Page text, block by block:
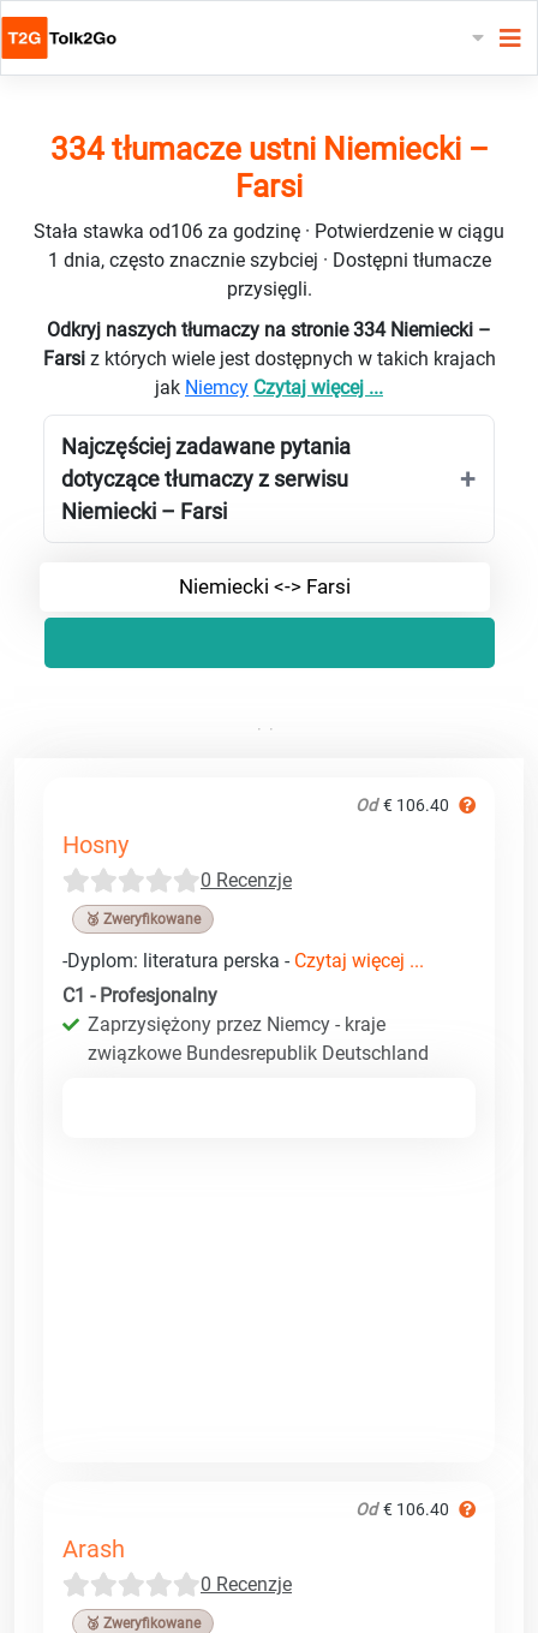
334 tłumacze ustni Niemiecki –
Farsi
Stała stawka od106 za godzinę · Potwierdzenie w ciągu
1 dnia, często znacznie szybciej · Dostępni tłumacze
przysięgli.
Odkryj naszych tłumaczy na stronie 334 Niemiecki –
Farsi z których wiele jest dostępnych w takich krajach
jak Niemcy Czytaj więcej ...
Najczęściej zadawane pytania
dotyczące tłumaczy z serwisu
Niemiecki – Farsi
Niemiecki <-> Farsi
Od € 106.40
Hosny
0 Recenzje
🥉 Zweryfikowane
-Dyplom: literatura perska - Czytaj więcej ...
C1 - Profesjonalny
Zaprzysiężony przez Niemcy - kraje
związkowe Bundesrepublik Deutschland
Od € 106.40
Arash
0 Recenzje
🥉 Zweryfikowane